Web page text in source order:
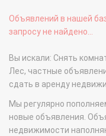
Объявлений в нашей
запросу не найдено...
Вы искали: Снять
Лес, частные
сдать в аренду
Мы регулярно
новые объявления.
недвижимости